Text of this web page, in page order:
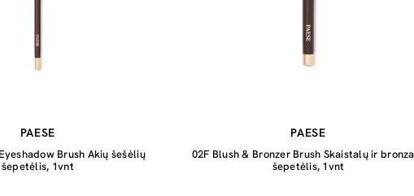
PAESE
Brush Akių šešėlių
šepetėlis, 1vnt
PAESE
02F Blush & Bronzer Brush Skaistalų ir
šepetėlis, 1vnt